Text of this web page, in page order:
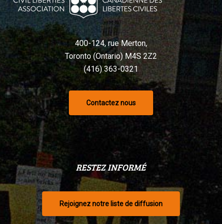
400-124, rue Merton,
Toronto (Ontario) M4S 2Z2
(416) 363-0321
Contactez nous
RESTEZ INFORMÉ
Rejoignez notre liste de diffusion